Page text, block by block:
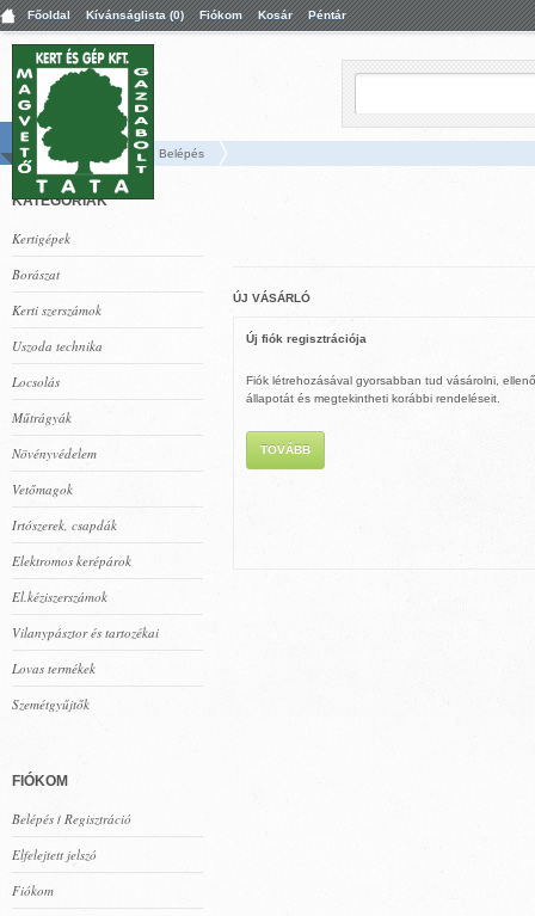
Főoldal Kívánságlista (0) Fiókom Kosár Péntár
Főoldal Fiók Belépés
KATEGÓRIÁK
Kertigépek
Borászat
Kerti szerszámok
Uszoda technika
Locsolás
Műtrágyák
Növényvédelem
Vetőmagok
Irtószerek, csapdák
Elektromos kerépárok
El.kéziszerszámok
Vilanypásztor és tartozékai
Lovas termékek
Szemétgyűjtők
FIÓKOM
Belépés / Regisztráció
Elfelejtett jelszó
Fiókom
ÚJ VÁSÁRLÓ
Új fiók regisztrációja
Fiók létrehozásával gyorsabban tud vásárolni,
állapotát és megtekintheti korábbi rendeléseit.
TOVÁBB